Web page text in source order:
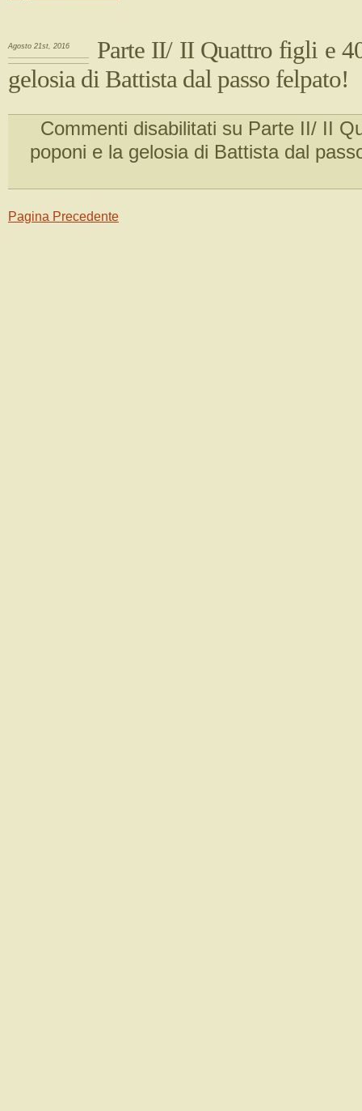
Agosto 21st, 2016
Parte II/ II Quattro figli e
gelosia di Battista dal passo felpato!
Commenti disabilitati su Parte II/ II
poponi e la gelosia di Battista dal
Pagina Precedente